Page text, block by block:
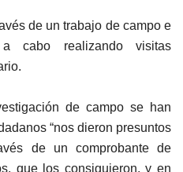
de un trabajo de campo e
cabo realizando visitas
de campo se han
“nos dieron presuntos
de un comprobante de
que los consiguieron, y en